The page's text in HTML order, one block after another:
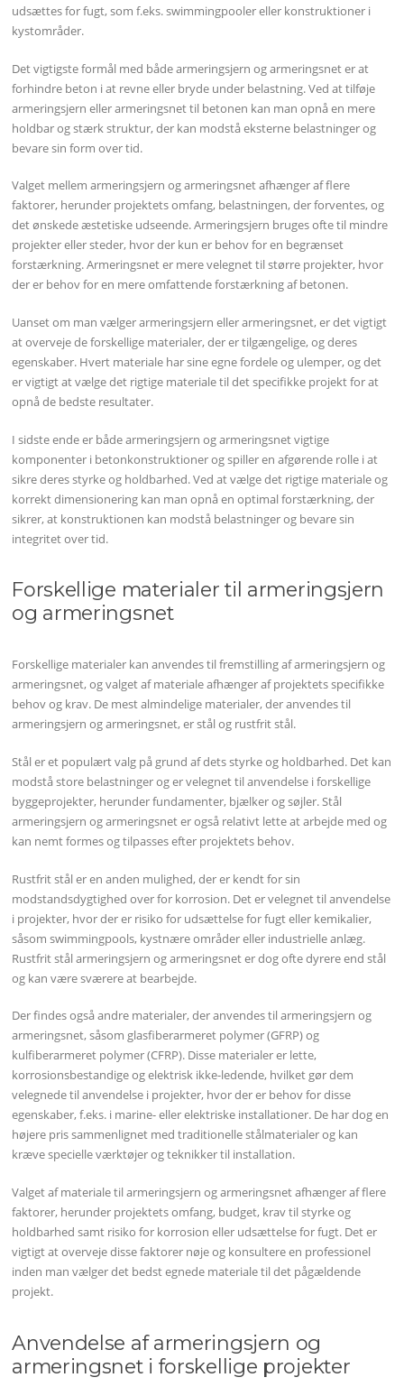
udsættes for fugt, som f.eks. swimmingpooler eller konstruktioner i
kystområder.
Det vigtigste formål med både armeringsjern og armeringsnet er at
forhindre beton i at revne eller bryde under belastning. Ved at tilføje
armeringsjern eller armeringsnet til betonen kan man opnå en mere
holdbar og stærk struktur, der kan modstå eksterne belastninger og
bevare sin form over tid.
Valget mellem armeringsjern og armeringsnet afhænger af flere
faktorer, herunder projektets omfang, belastningen, der forventes, og
det ønskede æstetiske udseende. Armeringsjern bruges ofte til mindre
projekter eller steder, hvor der kun er behov for en begrænset
forstærkning. Armeringsnet er mere velegnet til større projekter, hvor
der er behov for en mere omfattende forstærkning af betonen.
Uanset om man vælger armeringsjern eller armeringsnet, er det vigtigt
at overveje de forskellige materialer, der er tilgængelige, og deres
egenskaber. Hvert materiale har sine egne fordele og ulemper, og det
er vigtigt at vælge det rigtige materiale til det specifikke projekt for at
opnå de bedste resultater.
I sidste ende er både armeringsjern og armeringsnet vigtige
komponenter i betonkonstruktioner og spiller en afgørende rolle i at
sikre deres styrke og holdbarhed. Ved at vælge det rigtige materiale og
korrekt dimensionering kan man opnå en optimal forstærkning, der
sikrer, at konstruktionen kan modstå belastninger og bevare sin
integritet over tid.
Forskellige materialer til armeringsjern
og armeringsnet
Forskellige materialer kan anvendes til fremstilling af armeringsjern og
armeringsnet, og valget af materiale afhænger af projektets specifikke
behov og krav. De mest almindelige materialer, der anvendes til
armeringsjern og armeringsnet, er stål og rustfrit stål.
Stål er et populært valg på grund af dets styrke og holdbarhed. Det kan
modstå store belastninger og er velegnet til anvendelse i forskellige
byggeprojekter, herunder fundamenter, bjælker og søjler. Stål
armeringsjern og armeringsnet er også relativt lette at arbejde med og
kan nemt formes og tilpasses efter projektets behov.
Rustfrit stål er en anden mulighed, der er kendt for sin
modstandsdygtighed over for korrosion. Det er velegnet til anvendelse
i projekter, hvor der er risiko for udsættelse for fugt eller kemikalier,
såsom swimmingpools, kystnære områder eller industrielle anlæg.
Rustfrit stål armeringsjern og armeringsnet er dog ofte dyrere end stål
og kan være sværere at bearbejde.
Der findes også andre materialer, der anvendes til armeringsjern og
armeringsnet, såsom glasfiberarmeret polymer (GFRP) og
kulfiberarmeret polymer (CFRP). Disse materialer er lette,
korrosionsbestandige og elektrisk ikke-ledende, hvilket gør dem
velegnede til anvendelse i projekter, hvor der er behov for disse
egenskaber, f.eks. i marine- eller elektriske installationer. De har dog en
højere pris sammenlignet med traditionelle stålmaterialer og kan
kræve specielle værktøjer og teknikker til installation.
Valget af materiale til armeringsjern og armeringsnet afhænger af flere
faktorer, herunder projektets omfang, budget, krav til styrke og
holdbarhed samt risiko for korrosion eller udsættelse for fugt. Det er
vigtigt at overveje disse faktorer nøje og konsultere en professionel
inden man vælger det bedst egnede materiale til det pågældende
projekt.
Anvendelse af armeringsjern og
armeringsnet i forskellige projekter